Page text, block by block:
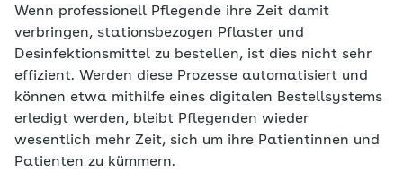
Wenn professionell Pflegende ihre Zeit damit
verbringen, stationsbezogen Pflaster und
Desinfektionsmittel zu bestellen, ist dies nicht sehr
effizient. Werden diese Prozesse automatisiert und
können etwa mithilfe eines digitalen Bestellsystems
erledigt werden, bleibt Pflegenden wieder
wesentlich mehr Zeit, sich um ihre Patientinnen und
Patienten zu kümmern.